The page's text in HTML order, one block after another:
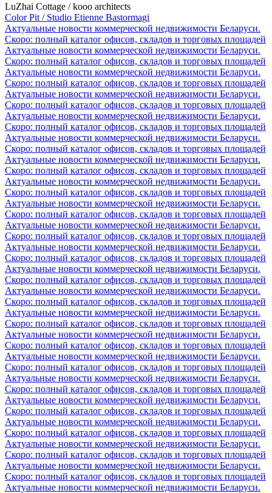
LuZhai Cottage / kooo architects
Color Pit / Studio Etienne Bastormagi
Актуальные новости коммерческой недвижимости Беларуси.
Скоро: полный каталог офисов, складов и торговых площадей
Актуальные новости коммерческой недвижимости Беларуси.
Скоро: полный каталог офисов, складов и торговых площадей
Актуальные новости коммерческой недвижимости Беларуси.
Скоро: полный каталог офисов, складов и торговых площадей
Актуальные новости коммерческой недвижимости Беларуси.
Скоро: полный каталог офисов, складов и торговых площадей
Актуальные новости коммерческой недвижимости Беларуси.
Скоро: полный каталог офисов, складов и торговых площадей
Актуальные новости коммерческой недвижимости Беларуси.
Скоро: полный каталог офисов, складов и торговых площадей
Актуальные новости коммерческой недвижимости Беларуси.
Скоро: полный каталог офисов, складов и торговых площадей
Актуальные новости коммерческой недвижимости Беларуси.
Скоро: полный каталог офисов, складов и торговых площадей
Актуальные новости коммерческой недвижимости Беларуси.
Скоро: полный каталог офисов, складов и торговых площадей
Актуальные новости коммерческой недвижимости Беларуси.
Скоро: полный каталог офисов, складов и торговых площадей
Актуальные новости коммерческой недвижимости Беларуси.
Скоро: полный каталог офисов, складов и торговых площадей
Актуальные новости коммерческой недвижимости Беларуси.
Скоро: полный каталог офисов, складов и торговых площадей
Актуальные новости коммерческой недвижимости Беларуси.
Скоро: полный каталог офисов, складов и торговых площадей
Актуальные новости коммерческой недвижимости Беларуси.
Скоро: полный каталог офисов, складов и торговых площадей
Актуальные новости коммерческой недвижимости Беларуси.
Скоро: полный каталог офисов, складов и торговых площадей
Актуальные новости коммерческой недвижимости Беларуси.
Скоро: полный каталог офисов, складов и торговых площадей
Актуальные новости коммерческой недвижимости Беларуси.
Скоро: полный каталог офисов, складов и торговых площадей
Актуальные новости коммерческой недвижимости Беларуси.
Скоро: полный каталог офисов, складов и торговых площадей
Актуальные новости коммерческой недвижимости Беларуси.
Скоро: полный каталог офисов, складов и торговых площадей
Актуальные новости коммерческой недвижимости Беларуси.
Скоро: полный каталог офисов, складов и торговых площадей
Актуальные новости коммерческой недвижимости Беларуси.
Скоро: полный каталог офисов, складов и торговых площадей
Актуальные новости коммерческой недвижимости Беларуси.